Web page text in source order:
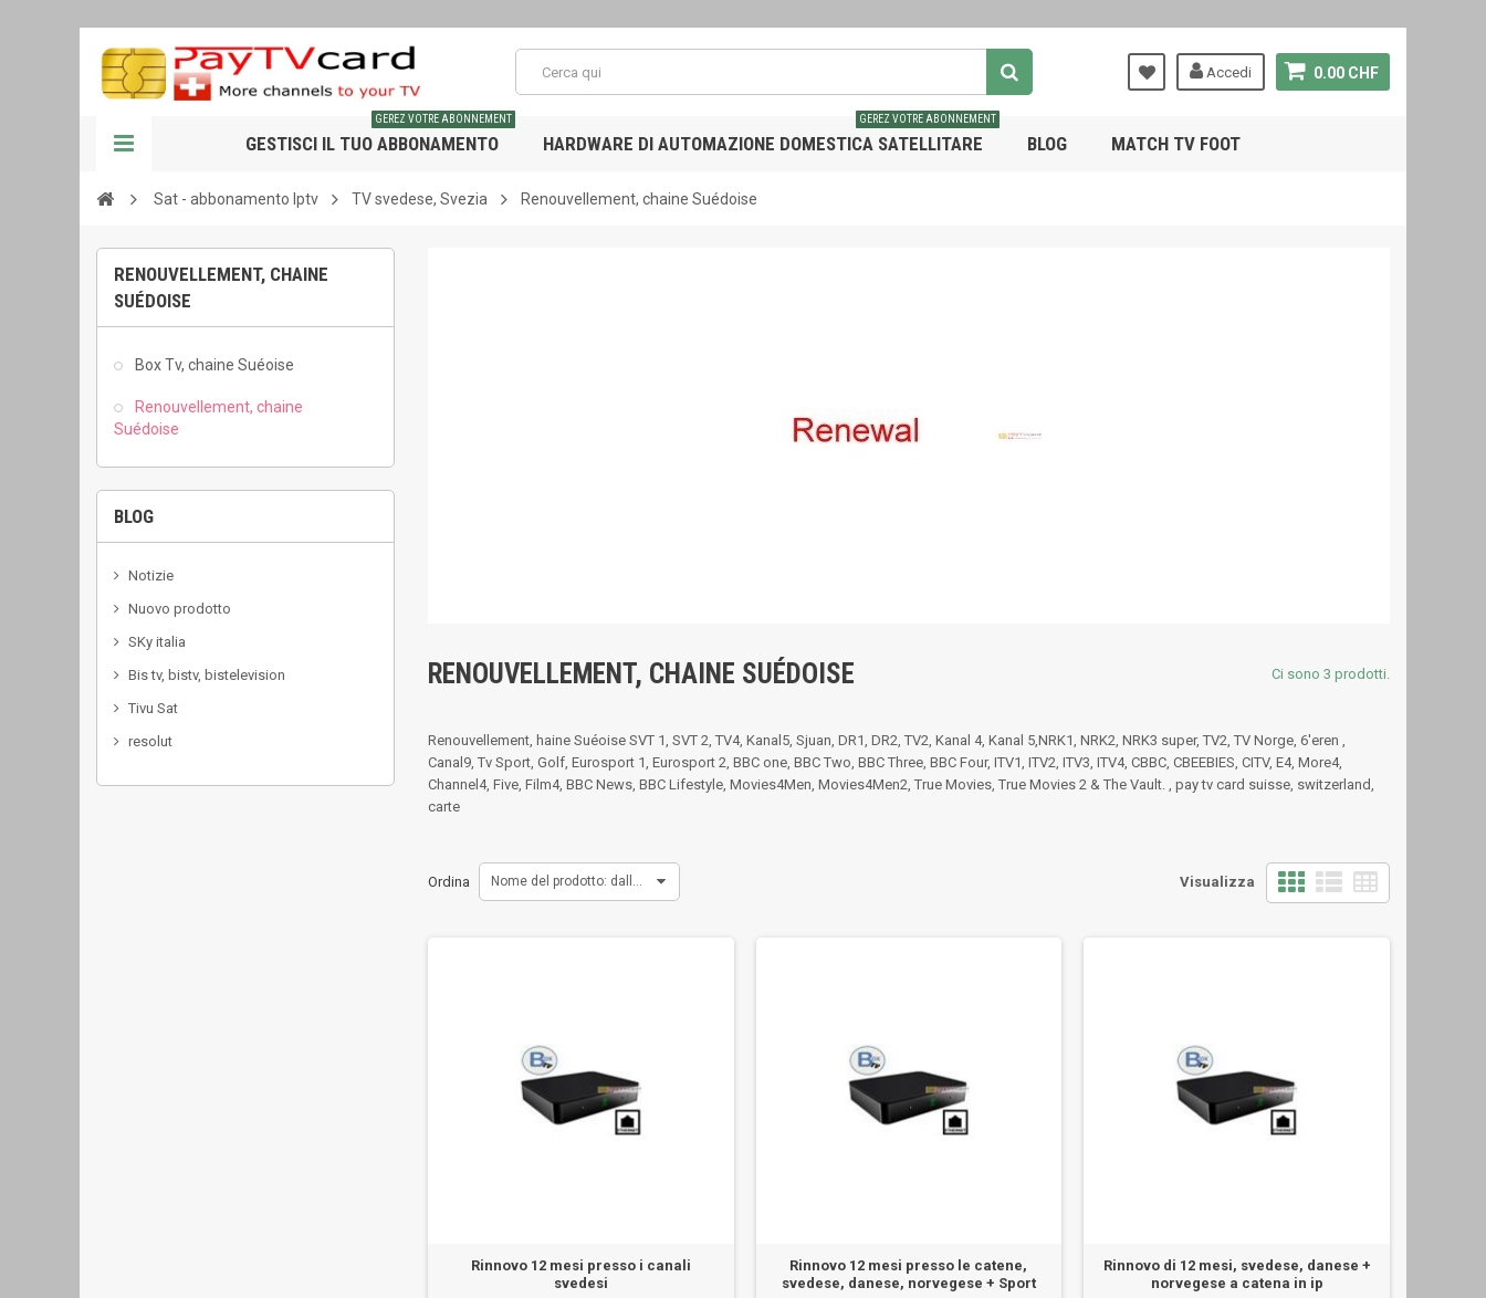
0.00 CHF
Accedi
GESTISCI IL TUO ABBONAMENTO
GEREZ VOTRE ABONNEMENT
HARDWARE DI AUTOMAZIONE DOMESTICA SATELLITARE
GEREZ VOTRE ABONNEMENT
BLOG MATCH TV FOOT
Sat - abbonamento Iptv TV svedese, Svezia Renouvellement, chaine Suédoise
RENOUVELLEMENT, CHAINE
SUÉDOISE
Box Tv, chaine Suéoise
Renouvellement, chaine
Suédoise
BLOG
Notizie
Nuovo prodotto
SKy italia
Bis tv, bistv, bistelevision
Tivu Sat
resolut
RENOUVELLEMENT, CHAINE SUÉDOISE Ci sono 3 prodotti.
Renouvellement, haine Suéoise SVT 1, SVT 2, TV4, Kanal5, Sjuan, DR1, DR2, TV2, Kanal 4, Kanal 5,NRK1, NRK2, NRK3 super, TV2, TV Norge, 6'eren ,
Canal9, Tv Sport, Golf, Eurosport 1, Eurosport 2, BBC one, BBC Two, BBC Three, BBC Four, ITV1, ITV2, ITV3, ITV4, CBBC, CBEEBIES, CITV, E4, More4,
Channel4, Five, Film4, BBC News, BBC Lifestyle, Movies4Men, Movies4Men2, True Movies, True Movies 2 & The Vault. , pay tv card suisse, switzerland,
carte
Visualizza
Ordina Nome del prodotto: dalla A alla Z
Rinnovo 12 mesi presso i canali
svedesi
Rinnovo 12 mesi presso le catene,
svedese, danese, norvegese + Sport
Rinnovo di 12 mesi, svedese, danese +
norvegese a catena in ip